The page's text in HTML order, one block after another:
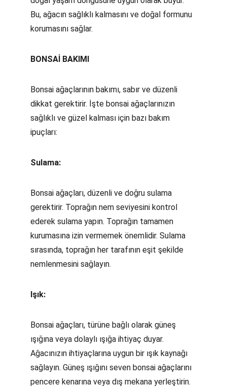
Bu, ağacın sağlıklı kalmasını ve doğal formunu
korumasını sağlar.
BONSAİ BAKIMI
Bonsai ağaçlarının bakımı, sabır ve düzenli
dikkat gerektirir. İşte bonsai ağaçlarınızın
sağlıklı ve güzel kalması için bazı bakım
ipuçları:
Sulama:
Bonsai ağaçları, düzenli ve doğru sulama
gerektirir. Toprağın nem seviyesini kontrol
ederek sulama yapın. Toprağın tamamen
kurumasına izin vermemek önemlidir. Sulama
sırasında, toprağın her tarafının eşit şekilde
nemlenmesini sağlayın.
Işık:
Bonsai ağaçları, türüne bağlı olarak güneş
ışığına veya dolaylı ışığa ihtiyaç duyar.
Ağacınızın ihtiyaçlarına uygun bir ışık kaynağı
sağlayın. Güneş ışığını seven bonsai ağaçlarını
pencere kenarına veya dış mekana yerleştirin.